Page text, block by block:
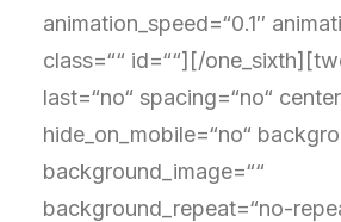
animation_speed=“0.1″
class=““ id=““][/
last=“no“ spacing=“no“
hide_on_mobile=“no“
background_image=““
background_repeat=“no-